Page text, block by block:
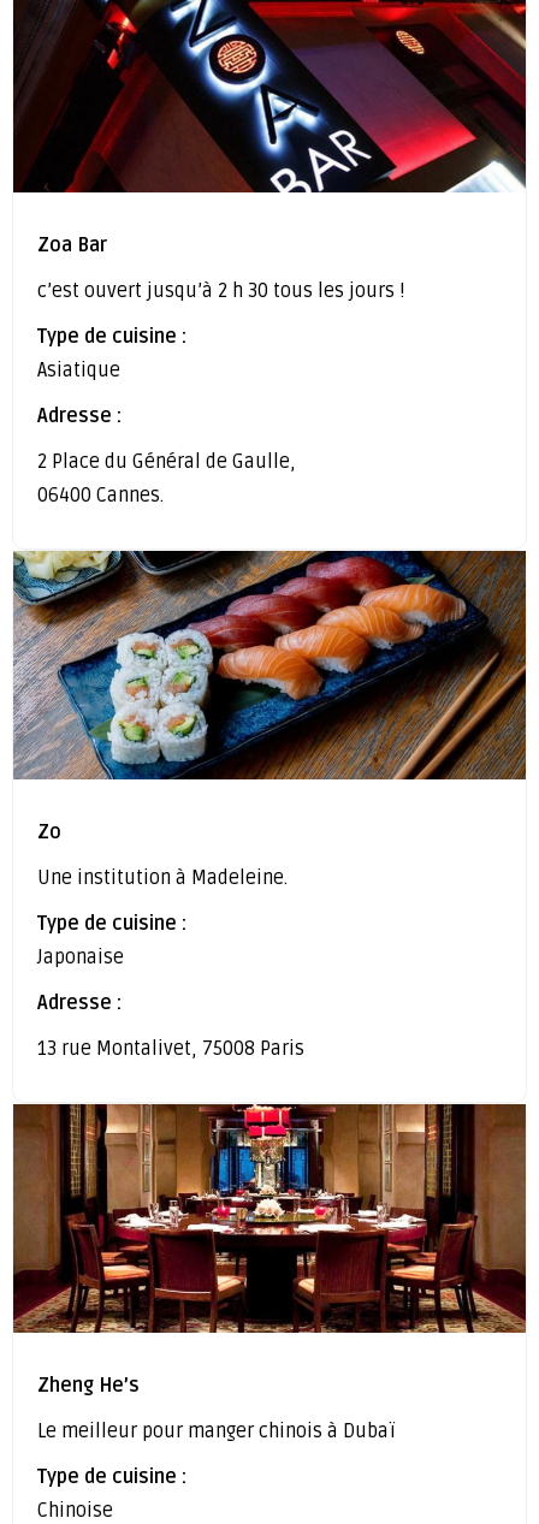
Zoa Bar
c’est ouvert jusqu’à 2 h 30 tous les jours !
Type de cuisine :
Asiatique
Adresse :
2 Place du Général de Gaulle,
06400 Cannes.
Zo
Une institution à Madeleine.
Type de cuisine :
Japonaise
Adresse :
13 rue Montalivet, 75008 Paris
Zheng He’s
Le meilleur pour manger chinois à Dubaï
Type de cuisine :
Chinoise